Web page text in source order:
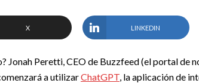
X LINKEDIN
Jonah Peretti, CEO de Buzzfeed (el portal de
a utilizarChatGPT, la aplicación de